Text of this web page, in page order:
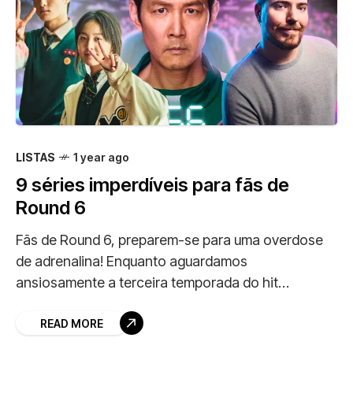
LISTAS 1 year ago
9 séries imperdíveis para fãs de
Round 6
Fãs de Round 6, preparem-se para uma overdose
de adrenalina! Enquanto aguardamos
ansiosamente a terceira temporada do hit
deixar grudado na
READ MORE